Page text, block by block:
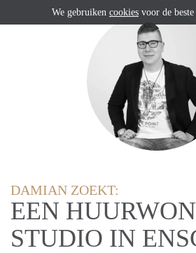
DAMIAN ZOEKT:
EEN
STUDIO IN
We gebruiken cookies voor de